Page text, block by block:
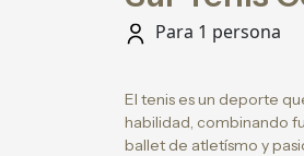
Para 1 persona
El tenis es un deporte
habilidad, combinando
ballet de atletísmo y